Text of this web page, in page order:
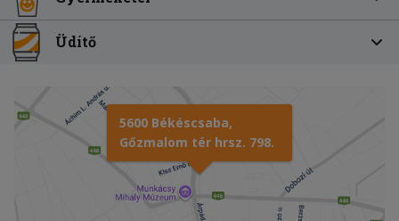
Üdítő
5600 Békéscsaba,
Gőzmalom tér hrsz. 798.